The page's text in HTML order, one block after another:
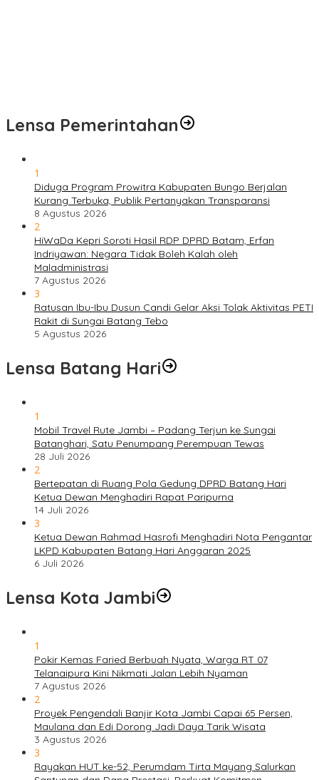
Lensa Pemerintahan
1
Diduga Program Prowitra Kabupaten Bungo Berjalan
Kurang Terbuka, Publik Pertanyakan Transparansi
8 Agustus 2026
2
HiWaDa Kepri Soroti Hasil RDP DPRD Batam, Erfan
Indriyawan: Negara Tidak Boleh Kalah oleh
Maladministrasi
7 Agustus 2026
3
Ratusan Ibu-Ibu Dusun Candi Gelar Aksi Tolak Aktivitas PETI
Rakit di Sungai Batang Tebo
5 Agustus 2026
Lensa Batang Hari
1
Mobil Travel Rute Jambi – Padang Terjun ke Sungai
Batanghari, Satu Penumpang Perempuan Tewas
28 Juli 2026
2
Bertepatan di Ruang Pola Gedung DPRD Batang Hari
Ketua Dewan Menghadiri Rapat Paripurna
14 Juli 2026
3
Ketua Dewan Rahmad Hasrofi Menghadiri Nota Pengantar
LKPD Kabupaten Batang Hari Anggaran 2025
6 Juli 2026
Lensa Kota Jambi
1
Pokir Kemas Faried Berbuah Nyata, Warga RT 07
Telanaipura Kini Nikmati Jalan Lebih Nyaman
7 Agustus 2026
2
Proyek Pengendali Banjir Kota Jambi Capai 65 Persen,
Maulana dan Edi Dorong Jadi Daya Tarik Wisata
3 Agustus 2026
3
Rayakan HUT ke-52, Perumdam Tirta Mayang Salurkan